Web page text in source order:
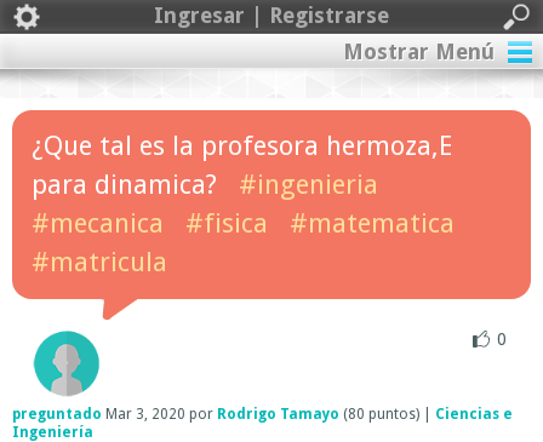
Ingresar | Registrarse
Mostrar Menú
¿Que tal es la profesora hermoza,E
para dinamica?
#ingenieria
#mecanica
#fisica
#matematica
#matricula
0
preguntado Mar 3, 2020 por Rodrigo Tamayo (80 puntos)
Ciencias e
Ingeniería